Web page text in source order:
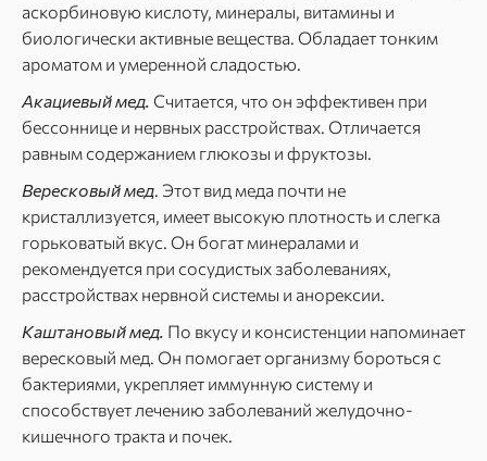
аскорбиновую кислоту, минералы, витамины и
биологически активные вещества. Обладает тонким
ароматом и умеренной сладостью.
Акациевый мед. Считается, что он эффективен при
бессоннице и нервных расстройствах. Отличается
равным содержанием глюкозы и фруктозы.
Вересковый мед. Этот вид меда почти не
кристаллизуется, имеет высокую плотность и слегка
горьковатый вкус. Он богат минералами и
рекомендуется при сосудистых заболеваниях,
расстройствах нервной системы и анорексии.
Каштановый мед. По вкусу и консистенции напоминает
вересковый мед. Он помогает организму бороться с
бактериями, укрепляет иммунную систему и
способствует лечению заболеваний желудочно-
кишечного тракта и почек.